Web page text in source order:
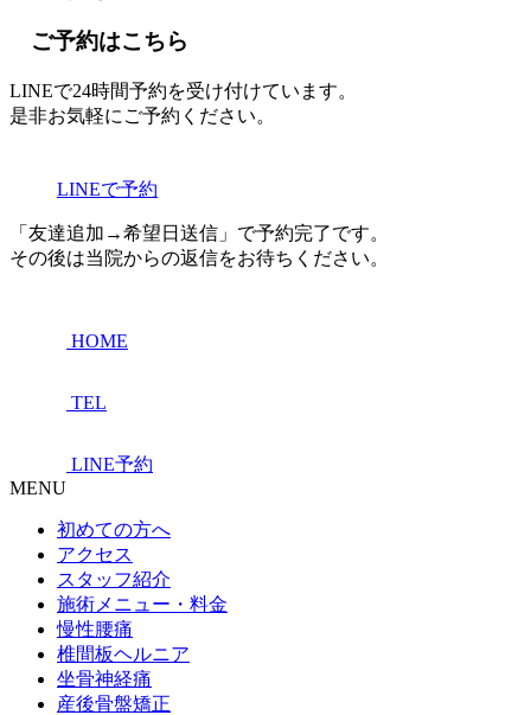
ご予約はこちら
LINEで24時間予約を受け付けています。
是非お気軽にご予約ください。
LINEで予約
「友達追加→希望日送信」で予約完了です。
その後は当院からの返信をお待ちください。
HOME
TEL
LINE予約
MENU
初めての方へ
アクセス
スタッフ紹介
施術メニュー・料金
慢性腰痛
椎間板ヘルニア
坐骨神経痛
産後骨盤矯正